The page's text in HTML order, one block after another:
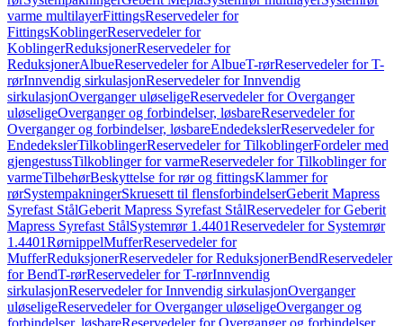
varme multilayerFittingsReservedeler for
FittingsKoblingerReservedeler for
KoblingerReduksjonerReservedeler for
ReduksjonerAlbueReservedeler for AlbueT-rørReservedeler for T-
rørInnvendig sirkulasjonReservedeler for Innvendig
sirkulasjonOverganger uløseligeReservedeler for Overganger
uløseligeOverganger og forbindelser, løsbareReservedeler for
Overganger og forbindelser, løsbareEndedekslerReservedeler for
EndedekslerTilkoblingerReservedeler for TilkoblingerFordeler med
gjengestussTilkoblinger for varmeReservedeler for Tilkoblinger for
varmeTilbehørBeskyttelse for rør og fittingsKlammer for
rørSystempakningerSkruesett til flensforbindelserGeberit Mapress
Syrefast StålGeberit Mapress Syrefast StålReservedeler for Geberit
Mapress Syrefast StålSystemrør 1.4401Reservedeler for Systemrør
1.4401RørnippelMufferReservedeler for
MufferReduksjonerReservedeler for ReduksjonerBendReservedeler
for BendT-rørReservedeler for T-rørInnvendig
sirkulasjonReservedeler for Innvendig sirkulasjonOverganger
uløseligeReservedeler for Overganger uløseligeOverganger og
forbindelser, løsbareReservedeler for Overganger og forbindelser,